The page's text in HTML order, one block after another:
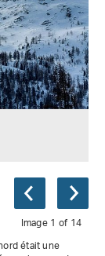
Image 1 of 14
était une